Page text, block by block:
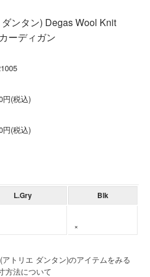
ンタン) Degas Wool Knit
ーディガン
円(税込)
円(税込)
方法について
L.Gry Blk
×
トリエ ダンタン)のアイテムをみる